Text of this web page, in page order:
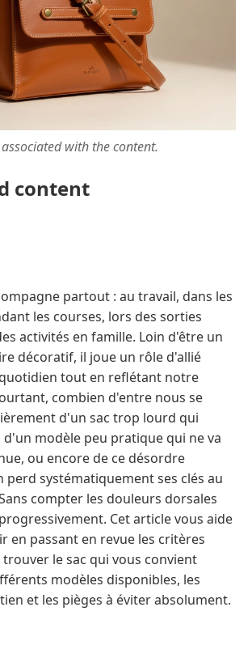
with the content.
content
partout : au travail, dans les
les courses, lors des sorties
activités en famille. Loin d'être un
décoratif, il joue un rôle d'allié
tout en reflétant notre
combien d'entre nous se
d'un sac trop lourd qui
d'un modèle peu pratique qui ne va
ou encore de ce désordre
systématiquement ses clés au
compter les douleurs dorsales
Cet article vous aide
en passant en revue les critères
le sac qui vous convient
modèles disponibles, les
et les pièges à éviter absolument.